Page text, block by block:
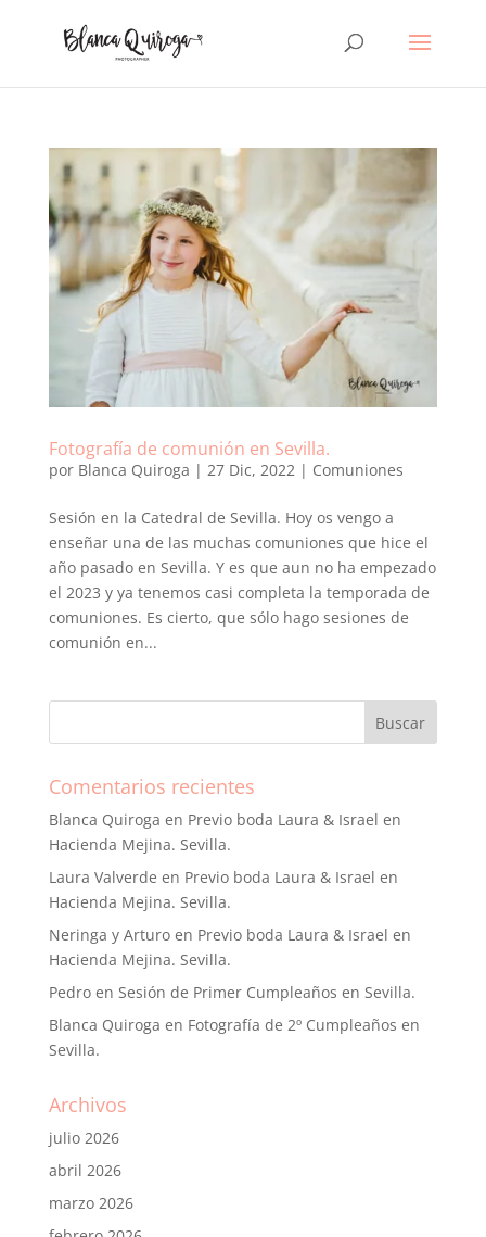
Fotografía de comunión en Sevilla.
por Blanca Quiroga | 27 Dic, 2022| Comuniones
Sesión en la Catedral de Sevilla. Hoy os vengo a
enseñar una de las muchas comuniones que hice el
año pasado en Sevilla. Y es que aun no ha empezado
el 2023 y ya tenemos casi completa la temporada de
comuniones. Es cierto, que sólo hago sesiones de
comunión en...
Comentarios recientes
Blanca Quiroga en Previo boda Laura & Israel en
Hacienda Mejina. Sevilla.
Laura Valverde en Previo boda Laura & Israel en
Hacienda Mejina. Sevilla.
Neringa y Arturoen Previo boda Laura & Israel en
Hacienda Mejina. Sevilla.
Pedroen Sesión de Primer Cumpleaños en Sevilla.
Blanca Quiroga en Fotografía de 2º Cumpleaños en
Sevilla.
Archivos
julio 2026
abril 2026
marzo 2026